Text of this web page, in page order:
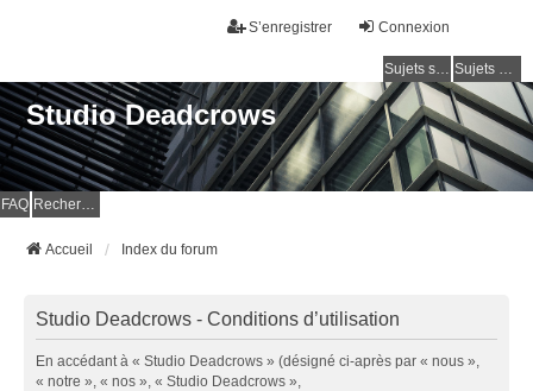
Connexion
S’enregistrer
Sujets sans réponse Sujets actifs
Studio Deadcrows
FAQ Rechercher
Accueil Index du forum
Studio Deadcrows - Conditions d’utilisation
En accédant à « Studio Deadcrows » (désigné ci-après par « nous »,
« notre », « nos », « Studio Deadcrows »,